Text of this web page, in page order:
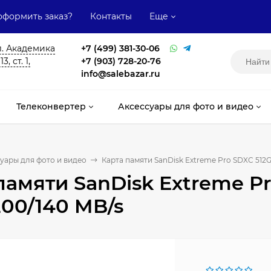
заказ? Контакты Еще
Академика
ст. 1,
+7 (499) 381-30-06
+7 (903) 728-20-76
info@salebazar.ru
Телеконвертер Аксессуары для фото и видео
для фото и видео Карта памяти SanDisk Extreme Pro SDXC
SanDisk Extreme
140 MB/s